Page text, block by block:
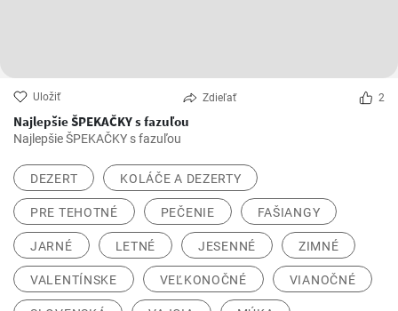
Uložiť Zdieľať 2
Najlepšie ŠPEKAČKY s fazuľou
Najlepšie ŠPEKAČKY s fazuľou
DEZERT KOLÁČE A DEZERTY
PRE TEHOTNÉ PEČENIE FAŠIANGY
JARNÉ LETNÉ JESENNÉ ZIMNÉ
VALENTÍNSKE VEĽKONOČNÉ VIANOČNÉ